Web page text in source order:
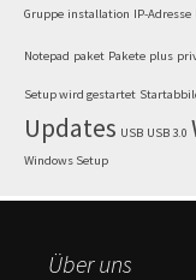
Gruppe installation IP-Adresse
Notepad paket Pakete plus
Setup wird gestartet
Updates USB USB 3.0
Windows Setup
Über uns